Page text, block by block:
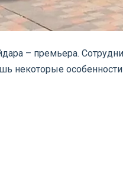
– премьера.
некоторые